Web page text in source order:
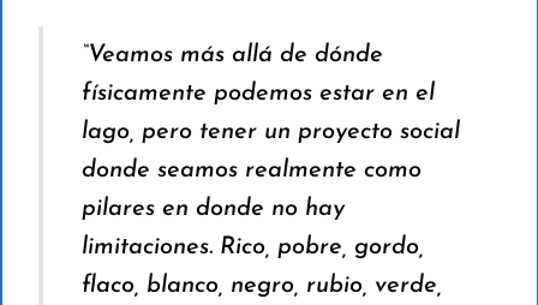
“Veamos más allá de dónde
físicamente podemos estar en el
lago, pero tener un proyecto social
donde seamos realmente como
pilares en donde no hay
limitaciones. Rico, pobre, gordo,
flaco, blanco, negro, rubio, verde,